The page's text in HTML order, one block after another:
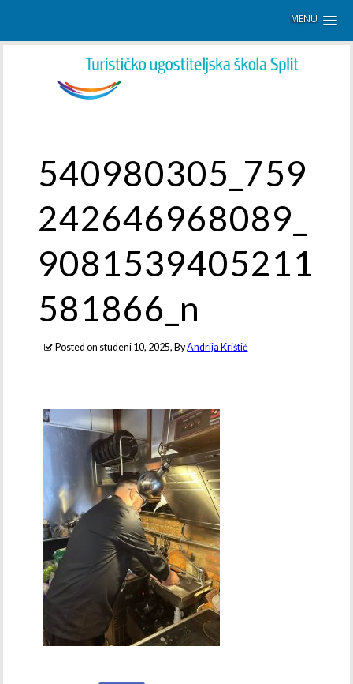
MENU
540980305_759
242646968089_
9081539405211
581866_n
Posted on studeni 10, 2025, ByAndrija Krištić